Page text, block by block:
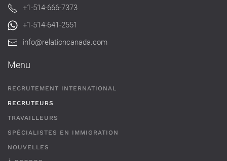
+1-514-666-7373
+1-514-641-2551
info@relationcanada.com
Menu
RECRUTEMENT INTERNATIONAL
RECRUTEURS
TRAVAILLEURS
SPÉCIALISTES EN IMMIGRATION
NOUVELLES